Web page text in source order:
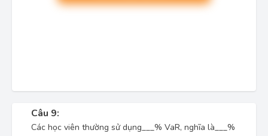
Câu 9:
Các học viên thường sử dụng___% VaR, nghĩa là___%